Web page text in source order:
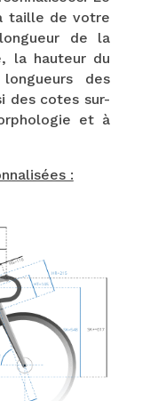
taille de votre
de la
la hauteur du
des
des cotes sur-
et à
: